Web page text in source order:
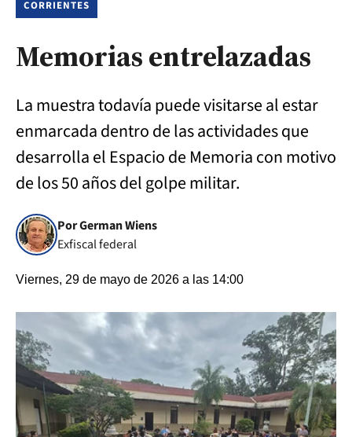
CORRIENTES
Memorias entrelazadas
La muestra todavía puede visitarse al estar
enmarcada dentro de las actividades que
desarrolla el Espacio de Memoria con motivo
de los 50 años del golpe militar.
Por German Wiens
Exfiscal federal
Viernes, 29 de mayo de 2026 a las 14:00